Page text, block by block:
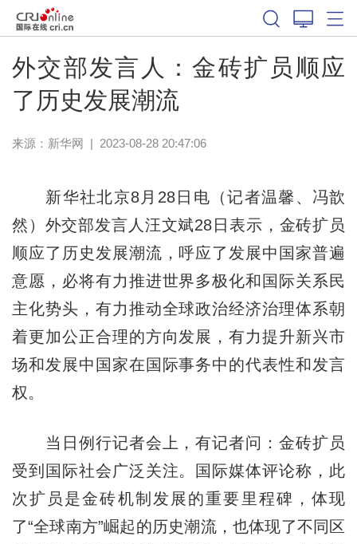
外交部发言人：金砖扩员顺应
了历史发展潮流
来源： 新华网 | 2023-08-28 20:47:06
新华社北京8月28日电（记者温馨、冯歆
然）外交部发言人汪文斌28日表示，金砖扩员
顺应了历史发展潮流，呼应了发展中国家普遍
意愿，必将有力推进世界多极化和国际关系民
主化势头，有力推动全球政治经济治理体系朝
着更加公正合理的方向发展，有力提升新兴市
场和发展中国家在国际事务中的代表性和发言
权。
当日例行记者会上，有记者问：金砖扩员
受到国际社会广泛关注。国际媒体评论称，此
次扩员是金砖机制发展的重要里程碑，体现
了“全球南方”崛起的历史潮流，也体现了不同区